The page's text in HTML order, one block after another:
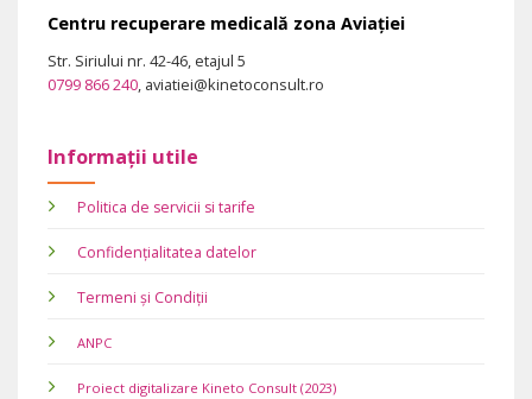
Centru recuperare medicală zona Aviației
Str. Siriului nr. 42-46, etajul 5
0799 866 240, aviatiei@kinetoconsult.ro
Informații utile
Politica de servicii si tarife
Confidențialitatea datelor
Termeni și Condiții
ANPC
Proiect digitalizare Kineto Consult (2023)